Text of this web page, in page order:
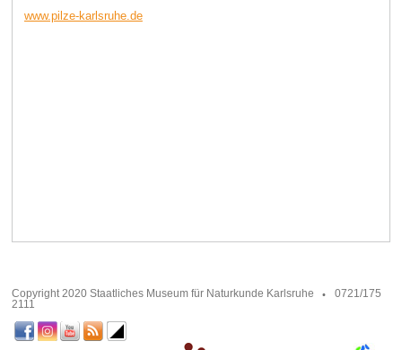
www.pilze-karlsruhe.de
Copyright 2020 Staatliches Museum für Naturkunde Karlsruhe
0721/175
2111